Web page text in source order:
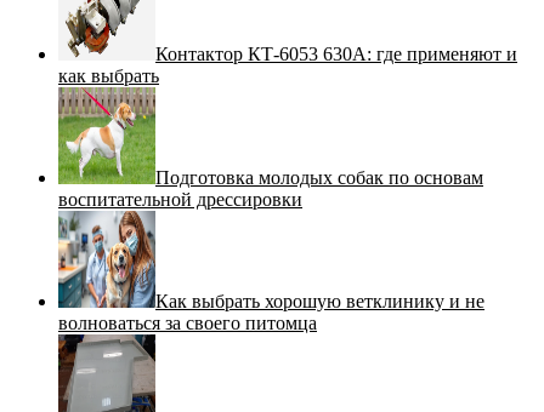
Контактор КТ-6053 630А: где применяют и
как выбрать
Подготовка молодых собак по основам
воспитательной дрессировки
Как выбрать хорошую ветклинику и не
волноваться за своего питомца